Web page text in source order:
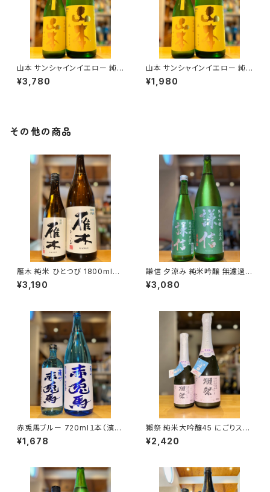
山本 サンシャインイエロー 純
米吟醸 1800ml１本（山本酒造・
秋田県山本郡八峰町）
¥3,780
山本 サンシャインイエロー 純
米吟醸 720ml１本（山本酒造・
秋田県山本郡八峰町）
¥1,980
その他の商品
雁木 純米 ひとつび 1800ml１
本（八百新酒造・山口県岩国市
今津町）
¥3,190
謙信 夕涼み 純米吟醸 無濾過生
1800ml１本（池田屋酒造・新潟
県糸魚川市新鉄）
¥3,080
赤兎馬ブルー 720ml１本（濱田
酒造・鹿児島県いちき串木野市）
¥1,678
獺祭 純米大吟醸45 にごりスパ
ークリング 720ml１本（旭酒
造・山口県岩国市周東町）
¥2,420